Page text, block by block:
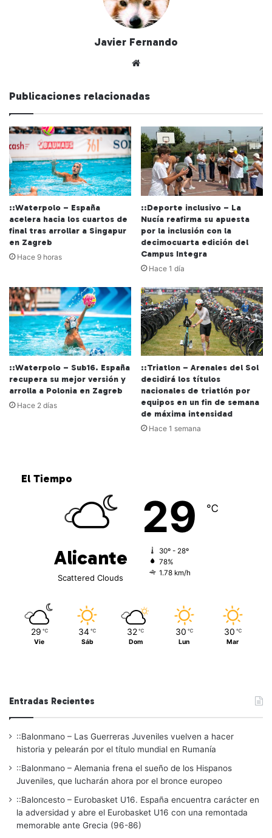
Javier Fernando
we
Publicaciones relacionadas
::Waterpolo – España
acelera hacia los cuartos de
final tras arrollar a Singapur
en Zagreb
Hace 9 horas
::Deporte inclusivo – La
Nucía reafirma su apuesta
por la inclusión con la
decimocuarta edición del
Campus Integra
Hace 1 día
::Waterpolo – Sub16. España
recupera su mejor versión y
arrolla a Polonia en Zagreb
Hace 2 días
::Triatlon – Arenales del Sol
decidirá los títulos
nacionales de triatlón por
equipos en un fin de semana
de máxima intensidad
Hace 1 semana
El Tiempo
Alicante
Scattered Clouds
29 ℃
30º - 28º
78%
1.78 km/h
29 ℃
Vie
34 ℃
Sáb
32 ℃
Dom
30 ℃
Lun
30 ℃
Mar
Entradas Recientes
::Balonmano – Las Guerreras Juveniles vuelven a hacer
historia y pelearán por el título mundial en Rumanía
::Balonmano – Alemania frena el sueño de los Hispanos
Juveniles, que lucharán ahora por el bronce europeo
::Baloncesto – Eurobasket U16. España encuentra carácter en
la adversidad y abre el Eurobasket U16 con una remontada
memorable ante Grecia (96-86)